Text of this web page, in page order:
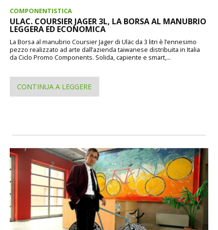
COMPONENTISTICA
ULAC. COURSIER JAGER 3L, LA BORSA AL MANUBRIO
LEGGERA ED ECONOMICA
La Borsa al manubrio Coursier Jager di Uläc da 3 litri è l’ennesimo
pezzo realizzato ad arte dall’azienda taiwanese distribuita in Italia
da Ciclo Promo Components. Solida, capiente e smart,...
CONTINUA A LEGGERE